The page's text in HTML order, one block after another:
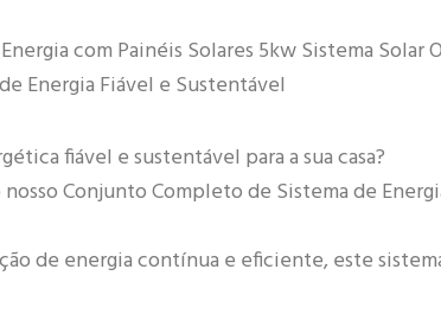
com Painéis Solares 5kw Sistema Solar
Energia Fiável e Sustentável
fiável e sustentável para a sua casa?
Conjunto Completo de Sistema de
de energia contínua e eficiente, este